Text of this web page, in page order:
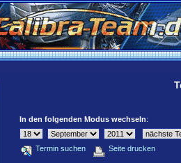
In den folgenden Modus wechseln:
Termin suchen Seite drucken